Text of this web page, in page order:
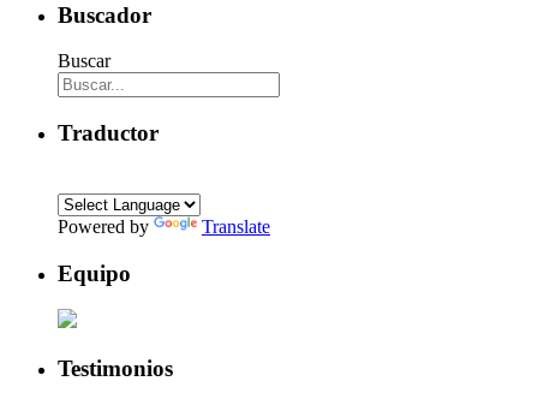
Buscador
Buscar
Traductor
Powered by Translate
Equipo
Testimonios